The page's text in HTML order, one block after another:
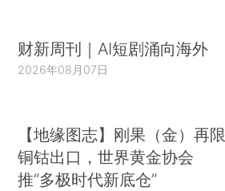
财新周刊｜AI短剧涌向海外
2026年08月07日
【地缘图志】刚果（金）再限
铜钴出口，世界黄金协会
推“多极时代新底仓”